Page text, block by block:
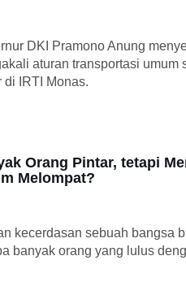
DKI Pramono Anung
aturan transportasi umum
di IRTI Monas.
Orang Pintar, tetapi
Melompat?
kecerdasan sebuah bangsa
banyak orang yang lulus